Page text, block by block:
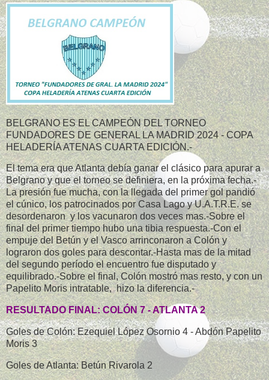
BELGRANO ES EL CAMPEÓN DEL TORNEO
FUNDADORES DE GENERAL LA MADRID 2024 - COPA
HELADERÍA ATENAS CUARTA EDICIÓN.-
El tema era que Atlanta debía ganar el clásico para apurar a
Belgrano y que el torneo se definiera, en la próxima fecha.-
La presión fue mucha, con la llegada del primer gol pandió
el cúnico, los patrocinados por Casa Lago y U.A.T.R.E. se
desordenaron y los vacunaron dos veces mas.-Sobre el
final del primer tiempo hubo una tibia respuesta.-Con el
empuje del Betún y el Vasco arrinconaron a Colón y
lograron dos goles para descontar.-Hasta mas de la mitad
del segundo período el encuentro fue disputado y
equilibrado.-Sobre el final, Colón mostró mas resto, y con un
Papelito Moris intratable, hizo la diferencia.-
RESULTADO FINAL: COLÓN 7 - ATLANTA 2
Goles de Colón: Ezequiel López Osornio 4 - Abdón Papelito
Moris 3
Goles de Atlanta: Betún Rivarola 2